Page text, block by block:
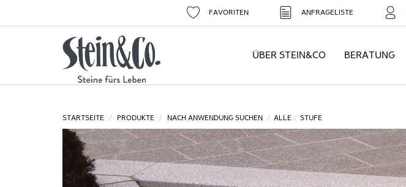
FAVORITEN ANFRAGELISTE
ÜBER STEIN&CO BERATUNG
STARTSEITE PRODUKTE NACH ANWENDUNG SUCHEN ALLE STUFE